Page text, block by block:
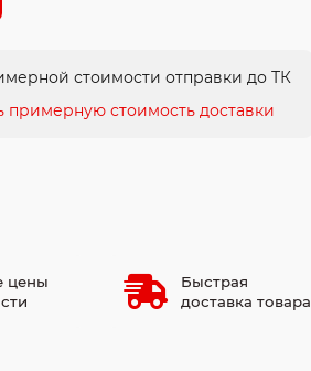
стоимости отправки до ТК
примерную стоимость доставки
цены
Быстрая
доставка товара